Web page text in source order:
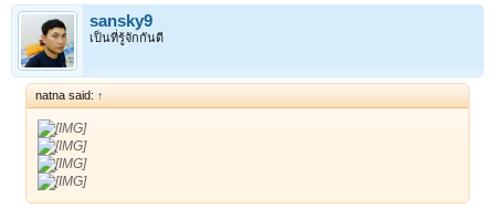
sansky9
เป็นที่รู้จักกันดี
natna said: ↑